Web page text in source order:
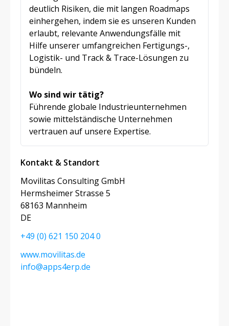
deutlich Risiken, die mit langen Roadmaps
einhergehen, indem sie es unseren Kunden
erlaubt, relevante Anwendungsfälle mit
Hilfe unserer umfangreichen Fertigungs-,
Logistik- und Track & Trace-Lösungen zu
bündeln.
Wo sind wir tätig?
Führende globale Industrieunternehmen
sowie mittelständische Unternehmen
vertrauen auf unsere Expertise.
Kontakt & Standort
Movilitas Consulting GmbH
Hermsheimer Strasse 5
68163 Mannheim
DE
+49 (0) 621 150 204 0
www.movilitas.de
info@apps4erp.de